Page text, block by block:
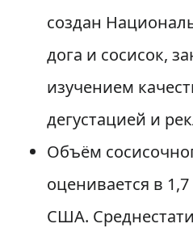
создан
дога и сосисок,
изучением
дегустацией и
Объём
оценивается в
США.